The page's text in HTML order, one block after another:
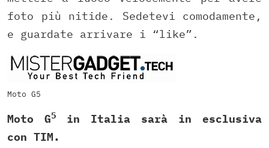
foto più nitide. Sedetevi comodamente,
e guardate arrivare i “like”.
Moto G5
Moto G5
in Italia sarà in esclusiva
con TIM.